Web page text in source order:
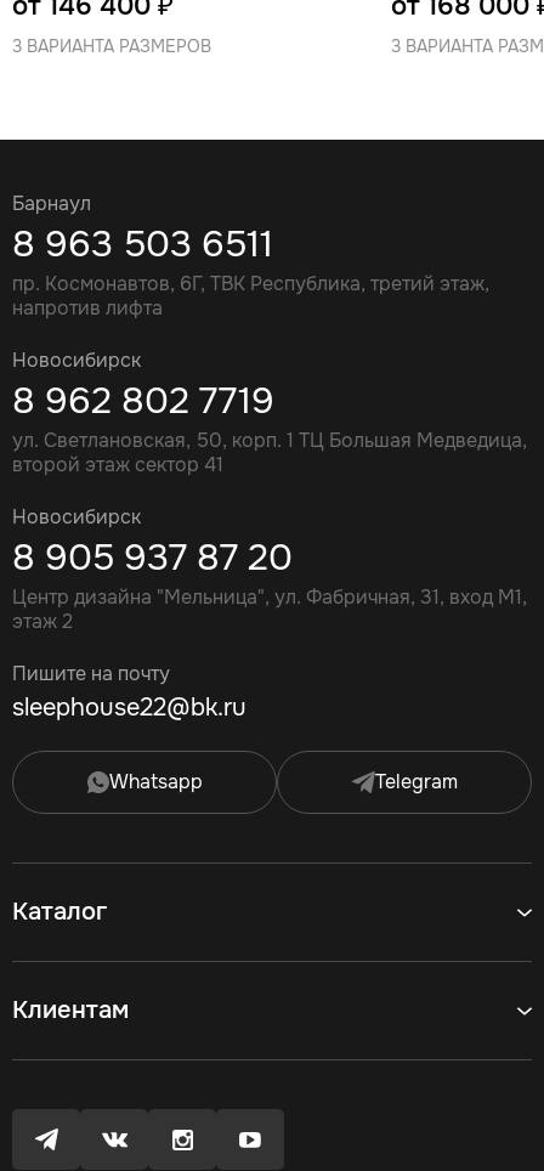
3 ВАРИАНТА РАЗМЕРОВ 3 ВАРИАНТА
Барнаул
8 963 503 6511
пр. Космонавтов, 6Г, ТВК Республика, третий этаж,
напротив лифта
Новосибирск
8 962 802 7719
ул. Светлановская, 50, корп. 1 ТЦ Большая Медведица,
второй этаж сектор 41
Новосибирск
8 905 937 87 20
Центр дизайна "Мельница", ул. Фабричная, 31, вход М1,
этаж 2
Пишите на почту
sleephouse22@bk.ru
Whatsapp Telegram
Каталог
Клиентам